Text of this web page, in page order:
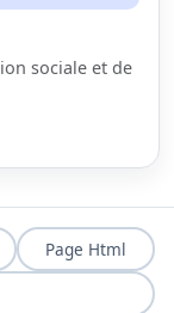
sociale et de
Page Html